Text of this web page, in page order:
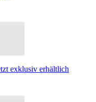
exklusiv erhältlich